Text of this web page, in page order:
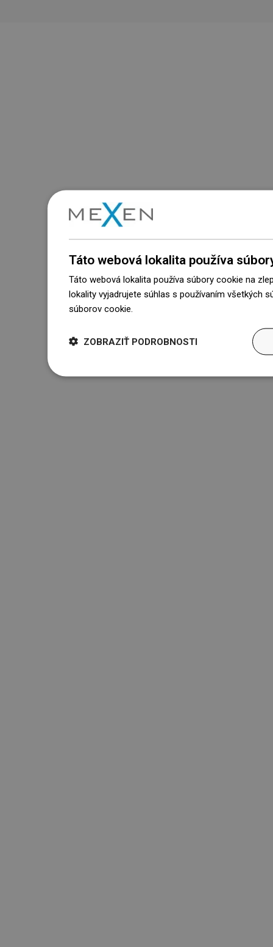
Táto webová lokalita používa
Táto webová lokalita používa súbory cookie na
lokality vyjadrujete súhlas s používaním všetkých
súborov cookie.
ZOBRAZIŤ PODROBNOSTI